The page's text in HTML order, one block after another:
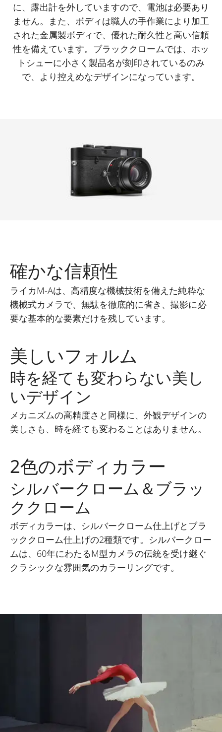
に、露出計を外していますので、電池は必要あり
ません。また、ボディは職人の手作業により加工
された金属製ボディで、優れた耐久性と高い信頼
性を備えています。ブラッククロームでは、ホッ
トシューに小さく製品名が刻印されているのみ
で、より控えめなデザインになっています。
確かな信頼性
ライカM-Aは、高精度な機械技術を備えた純粋な
機械式カメラで、無駄を徹底的に省き、撮影に必
要な基本的な要素だけを残しています。
美しいフォルム
時を経ても変わらない美し
いデザイン
メカニズムの高精度さと同様に、外観デザインの
美しさも、時を経ても変わることはありません。
2色のボディカラー
シルバークローム＆ブラッ
ククローム
ボディカラーは、シルバークローム仕上げとブラ
ッククローム仕上げの2種類です。シルバークロー
ムは、60年にわたるM型カメラの伝統を受け継ぐ
クラシックな雰囲気のカラーリングです。